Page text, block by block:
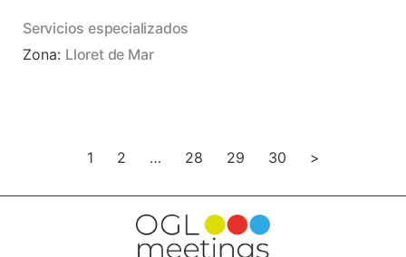
Servicios especializados
Zona: Lloret de Mar
1 2 … 28 29 30 >